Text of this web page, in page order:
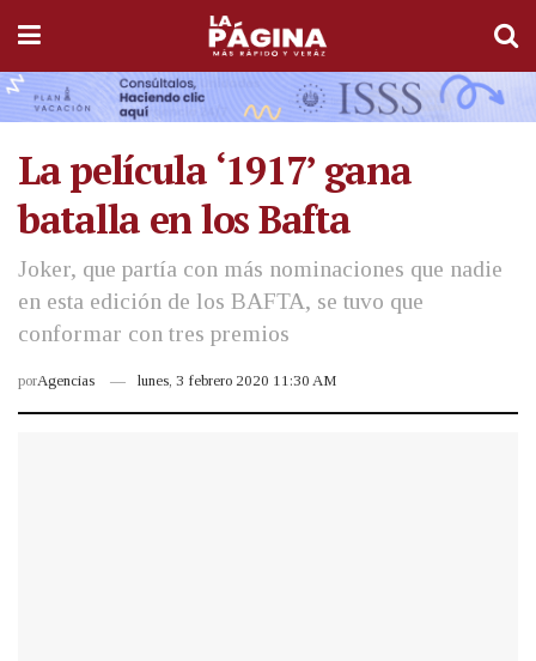
La película ‘1917’ gana
batalla en los Bafta
Joker, que partía con más nominaciones que nadie
en esta edición de los BAFTA, se tuvo que
conformar con tres premios
porAgencias lunes, 3 febrero 2020 11:30 AM